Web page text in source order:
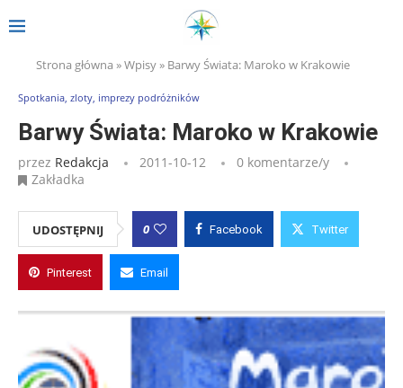
Strona główna »Wpisy» Barwy Świata: Maroko w Krakowie
Spotkania, zloty, imprezy podróżników
Barwy Świata: Maroko w Krakowie
przez Redakcja 2011-10-12
0 komentarze/y
Zakładka
UDOSTĘPNIJ 0 Facebook Twitter
Pinterest Email